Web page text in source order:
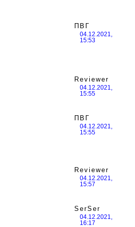
ПВГ
04.12.2021,
15:53
Reviewer
04.12.2021,
15:55
ПВГ
04.12.2021,
15:55
Reviewer
04.12.2021,
15:57
SerSer
04.12.2021,
16:17